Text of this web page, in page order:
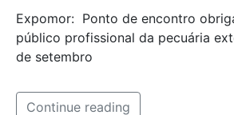
Expomor: Ponto de encontro
público profissional da pecuária
de setembro
Continue reading